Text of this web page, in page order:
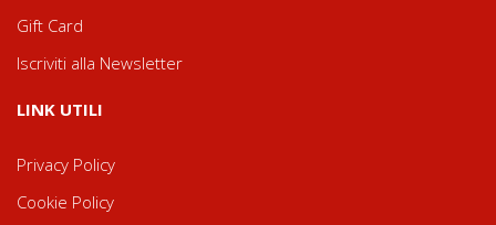
Gift Card
Iscriviti alla Newsletter
LINK UTILI
Privacy Policy
Cookie Policy